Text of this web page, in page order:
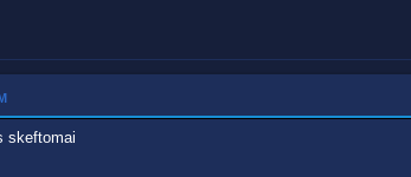
skeftomai